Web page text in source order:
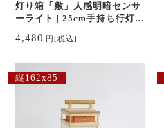
灯り箱「敷」人感明暗センサ
ーライト | 25cm手持ち行灯〜
タン
4,480 円 [税込]
縦162x85